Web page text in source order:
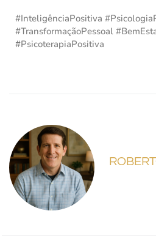
#InteligênciaPositiva
#TransformaçãoPessoal
#PsicoterapiaPositiva